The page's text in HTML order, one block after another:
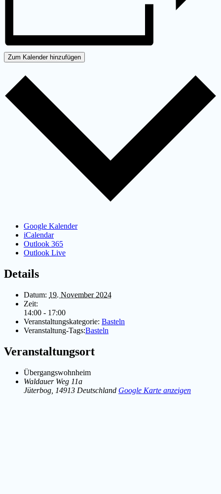
Zum Kalender hinzufügen
Google Kalender
iCalendar
Outlook 365
Outlook Live
Details
Datum: 19. November 2024
Zeit:
14:00 - 17:00
Veranstaltungskategorie: Basteln
Veranstaltung-Tags:Basteln
Veranstaltungsort
Übergangswohnheim
Waldauer Weg 11a
Jüterbog 14913 Deutschland Google Karte anzeigen